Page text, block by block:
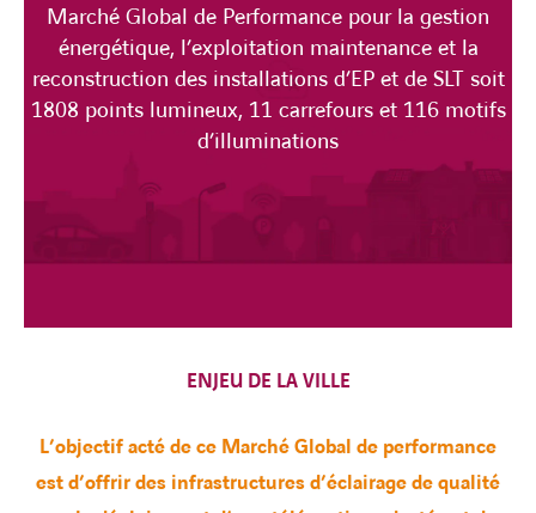
Marché Global de Performance pour la gestion
énergétique, l’exploitation maintenance et la
reconstruction des installations d’EP et de SLT soit
1808 points lumineux, 11 carrefours et 116 motifs
d’illuminations
ENJEU DE LA VILLE
L’objectif acté de ce Marché Global de performance
est d’offrir des infrastructures d’éclairage de qualité